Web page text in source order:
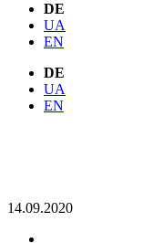
DE
UA
EN
DE
UA
EN
14.09.2020